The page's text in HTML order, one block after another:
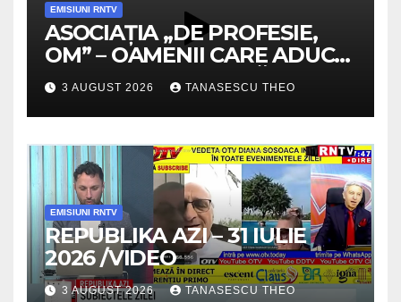
EMISIUNI RNTV
ASOCIAȚIA „DE PROFESIE,
OM” – OAMENII CARE ADUC
VALOARE COMUNITĂȚII /
SECRETELE SUCCESULUI
/VIDEO
3 AUGUST 2026 TANASESCU THEO
EMISIUNI RNTV
REPUBLIKA AZI – 31 IULIE
2026 /VIDEO
3 AUGUST 2026 TANASESCU THEO